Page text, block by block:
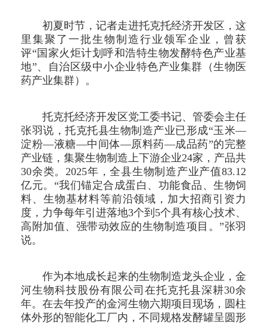
初夏时节，记者走进托克托经济开发区，这
里集聚了一批生物制造行业领军企业，曾获
评“国家火炬计划呼和浩特生物发酵特色产业基
地”、自治区级中小企业特色产业集群（生物医
药产业集群）。
托克托经济开发区党工委书记、管委会主任
张羽说，托克托县生物制造产业已形成“玉米—
淀粉—液糖—中间体—原料药—成品药”的完整
产业链，集聚生物制造上下游企业24家，产品共
30余类。2025年，全县生物制造产业产值83.12
亿元。“我们锚定合成蛋白、功能食品、生物饲
料、生物基材料等前沿领域，加大招商引资力
度，力争每年引进落地3个到5个具有核心技术、
高附加值、强带动效应的生物制造项目。”张羽
说。
作为本地成长起来的生物制造龙头企业，金
河生物科技股份有限公司在托克托县深耕30余
年。在去年投产的金河生物六期项目现场，圆柱
体外形的智能化工厂内，不同规格发酵罐呈圆形